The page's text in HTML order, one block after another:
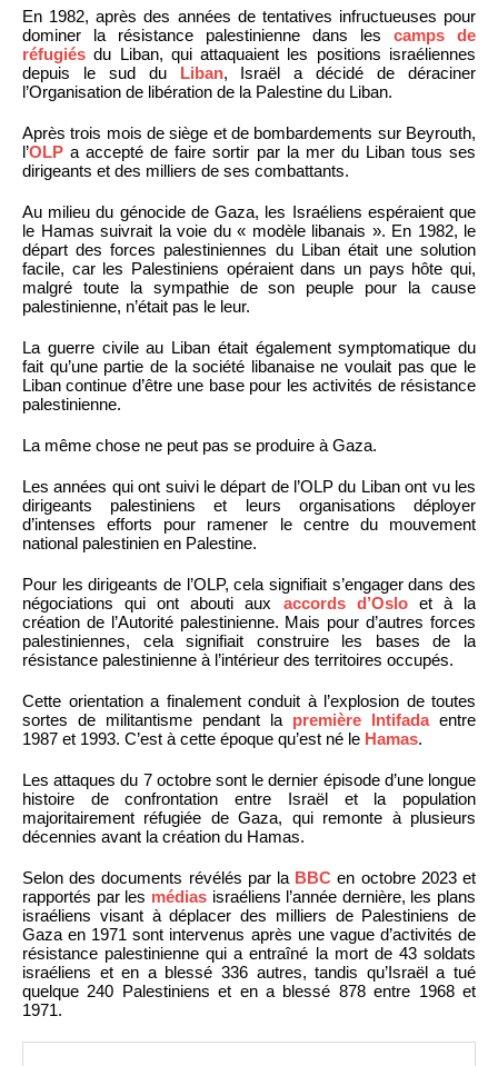
En 1982, après des années de tentatives infructueuses pour
dominer la résistance palestinienne dans les camps de
réfugiés du Liban, qui attaquaient les positions israéliennes
depuis le sud du Liban, Israël a décidé de déraciner
l’Organisation de libération de la Palestine du Liban.
Après trois mois de siège et de bombardements sur Beyrouth,
l’OLP a accepté de faire sortir par la mer du Liban tous ses
dirigeants et des milliers de ses combattants.
Au milieu du génocide de Gaza, les Israéliens espéraient que
le Hamas suivrait la voie du « modèle libanais ». En 1982, le
départ des forces palestiniennes du Liban était une solution
facile, car les Palestiniens opéraient dans un pays hôte qui,
malgré toute la sympathie de son peuple pour la cause
palestinienne, n’était pas le leur.
La guerre civile au Liban était également symptomatique du
fait qu’une partie de la société libanaise ne voulait pas que le
Liban continue d’être une base pour les activités de résistance
palestinienne.
La même chose ne peut pas se produire à Gaza.
Les années qui ont suivi le départ de l’OLP du Liban ont vu les
dirigeants palestiniens et leurs organisations déployer
d’intenses efforts pour ramener le centre du mouvement
national palestinien en Palestine.
Pour les dirigeants de l’OLP, cela signifiait s’engager dans des
négociations qui ont abouti aux accords d’Osloet à la
création de l’Autorité palestinienne. Mais pour d’autres forces
palestiniennes, cela signifiait construire les bases de la
résistance palestinienne à l’intérieur des territoires occupés.
Cette orientation a finalement conduit à l’explosion de toutes
sortes de militantisme pendant la première Intifadaentre
1987 et 1993. C’est à cette époque qu’est né le Hamas.
Les attaques du 7 octobre sont le dernier épisode d’une longue
histoire de confrontation entre Israël et la population
majoritairement réfugiée de Gaza, qui remonte à plusieurs
décennies avant la création du Hamas.
Selon des documents révélés par la BBC en octobre 2023 et
rapportés par les médiasisraéliens l’année dernière, les plans
israéliens visant à déplacer des milliers de Palestiniens de
Gaza en 1971 sont intervenus après une vague d’activités de
résistance palestinienne qui a entraîné la mort de 43 soldats
israéliens et en a blessé 336 autres, tandis qu’Israël a tué
quelque 240 Palestiniens et en a blessé 878 entre 1968 et
1971.